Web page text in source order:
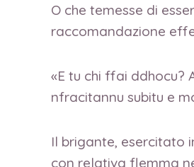
O che temesse di
raccomandazione
«E tu chi ffai ddhocu?
nfracitannu subitu e
Il brigante, esercitato
con relativa flemma